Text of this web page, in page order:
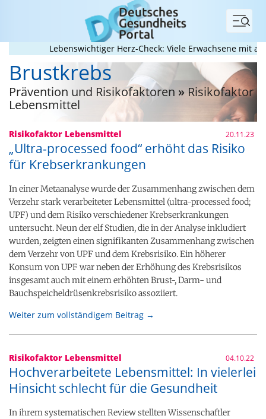
Menü
Lebenswichtiger Herz-Check: Viele Erwachsene mit
Brustkrebs
Prävention und Risikofaktoren »Risikofaktor
Lebensmittel
Risikofaktor Lebensmittel 20.11.23
„Ultra-processed food“ erhöht das Risiko
für Krebserkrankungen
In einer Metaanalyse wurde der Zusammenhang zwischen dem
Verzehr stark verarbeiteter Lebensmittel (ultra-processed food;
UPF) und dem Risiko verschiedener Krebserkrankungen
untersucht. Neun der elf Studien, die in der Analyse inkludiert
wurden, zeigten einen signifikanten Zusammenhang zwischen
dem Verzehr von UPF und dem Krebsrisiko. Ein höherer
Konsum von UPF war neben der Erhöhung des Krebsrisikos
insgesamt auch mit einem erhöhten Brust-, Darm- und
Bauchspeicheldrüsenkrebsrisiko assoziiert.
Weiter zum vollständigem Beitrag →
Risikofaktor Lebensmittel 04.10.22
Hochverarbeitete Lebensmittel: In vielerlei
Hinsicht schlecht für die Gesundheit
In ihrem systematischen Review stellten Wissenschaftler